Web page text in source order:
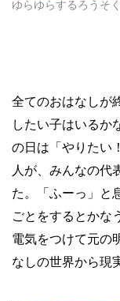
ゆらゆらするろうそ
全てのおはなしが
したい子はいるか
の日は「やりたい
人が、みんなの代
た。「ふーっ」と
ごとをするとかな
電気をつけて元の
なしの世界から現